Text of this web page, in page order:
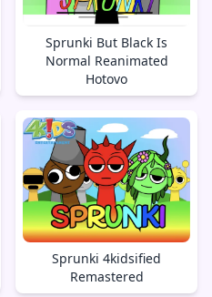
Sprunki But Black Is
Normal Reanimated
Hotovo
Sprunki 4kidsified
Remastered